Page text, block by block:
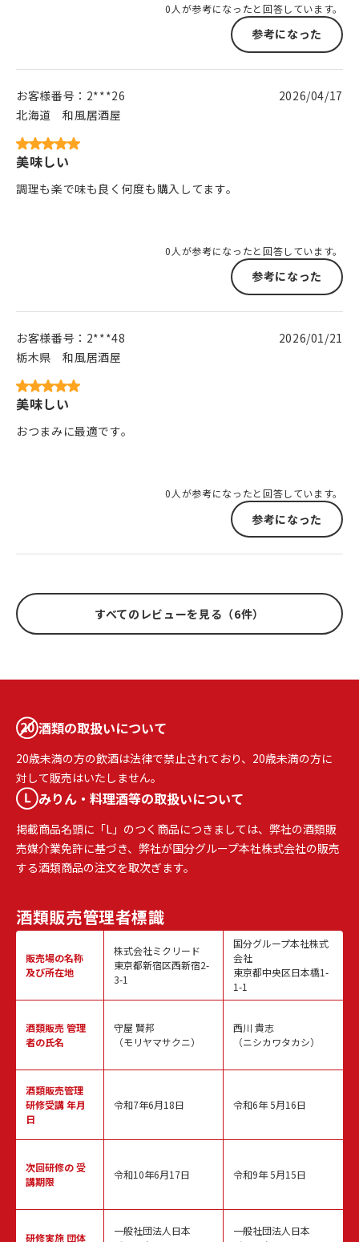
0人が参考になったと回答しています。
参考になった
お客様番号： 2***26
北海道
和風居酒屋
2026/04/17
美味しい
調理も楽で味も良く何度も購入してます。
0人が参考になったと回答しています。
参考になった
お客様番号： 2***48
栃木県
和風居酒屋
2026/01/21
美味しい
おつまみに最適です。
0人が参考になったと回答しています。
参考になった
すべてのレビューを見る（6件）
酒類の取扱いについて
20歳未満の方の飲酒は法律で禁止されており、20歳未満の方に
対して販売はいたしません。
みりん・料理酒等の取扱いについて
掲載商品名頭に「L」のつく商品につきましては、弊社の酒類販
売媒介業免許に基づき、弊社が国分グループ本社株式会社の販売
する酒類商品の注文を取次ぎます。
酒類販売管理者標識
販売場の名称
及び所在地
酒類販売管理
者の氏名
酒類販売管理
研修受講 年月
日
次回研修の受
講期限
研修実施 団体
株式会社ミクリード
東京都新宿区西新宿2-
3-1
守屋 賢邦
（モリヤマサクニ）
令和7年6月18日
令和10年6月17日
一般社団法人日本
国分グループ本社株式
会社
東京都中央区日本橋1-
1-1
西川 貴志
（ニシカワタカシ）
令和6年 5月16日
令和9年 5月15日
一般社団法人日本